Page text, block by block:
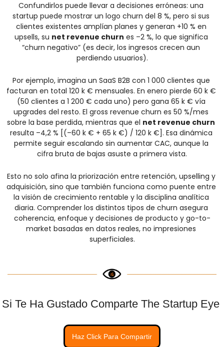
Confundirlos puede llevar a decisiones erróneas: una
startup puede mostrar un logo churn del 8 %, pero si sus
clientes existentes amplían planes y generan +10 % en
upsells, su net revenue churn es –2 %, lo que significa
“churn negativo” (es decir, los ingresos crecen aun
perdiendo usuarios).
Por ejemplo, imagina un SaaS B2B con 1 000 clientes que
facturan en total 120 k € mensuales. En enero pierde 60 k €
(50 clientes a 1 200 € cada uno) pero gana 65 k € vía
upgrades del resto. El gross revenue churn es 50 %/mes
sobre la base perdida, mientras que el net revenue churn
resulta –4,2 % [(–60 k € + 65 k €) / 120 k €]. Esa dinámica
permite seguir escalando sin aumentar CAC, aunque la
cifra bruta de bajas asuste a primera vista.
Esto no solo afina la priorización entre retención, upselling y
adquisición, sino que también funciona como puente entre
la visión de crecimiento rentable y la disciplina analítica
diaria. Comprender los distintos tipos de churn asegura
coherencia, enfoque y decisiones de producto y go-to-
market basadas en datos reales, no impresiones
superficiales.
Si Te Ha Gustado Comparte The Startup Eye
Haz Click Para Compartir